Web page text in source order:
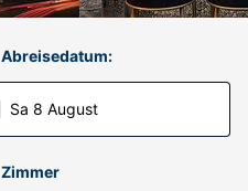
Abreisedatum:
Sa 8 August
Zimmer